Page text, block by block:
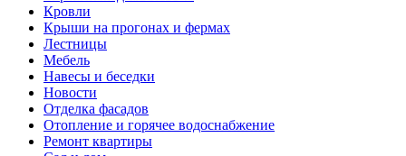
Кровли
Крыши на прогонах и фермах
Лестницы
Мебель
Навесы и беседки
Новости
Отделка фасадов
Отопление и горячее водоснабжение
Ремонт квартиры